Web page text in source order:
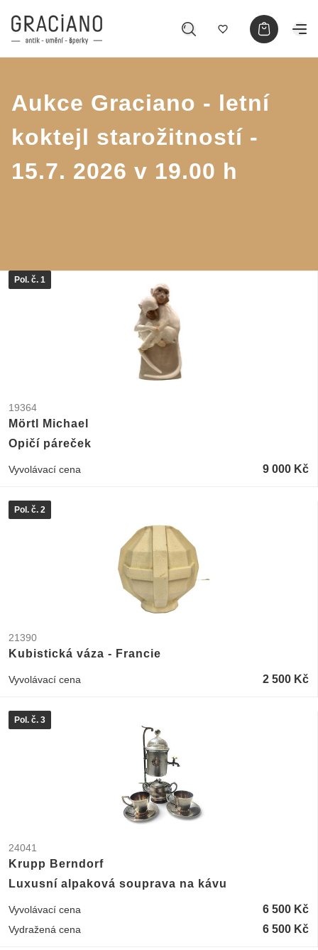
Aukce Graciano - letní
koktejl starožitností -
15.7. 2026 v 19.00 h
Pol. č. 1
19364
Mörtl Michael
Opičí páreček
Vyvolávací cena 9 000 Kč
Pol. č. 2
21390
Kubistická váza - Francie
Vyvolávací cena 2 500 Kč
Pol. č. 3
24041
Krupp Berndorf
Luxusní alpaková souprava na kávu
Vyvolávací cena 6 500 Kč
Vydražená cena 6 500 Kč